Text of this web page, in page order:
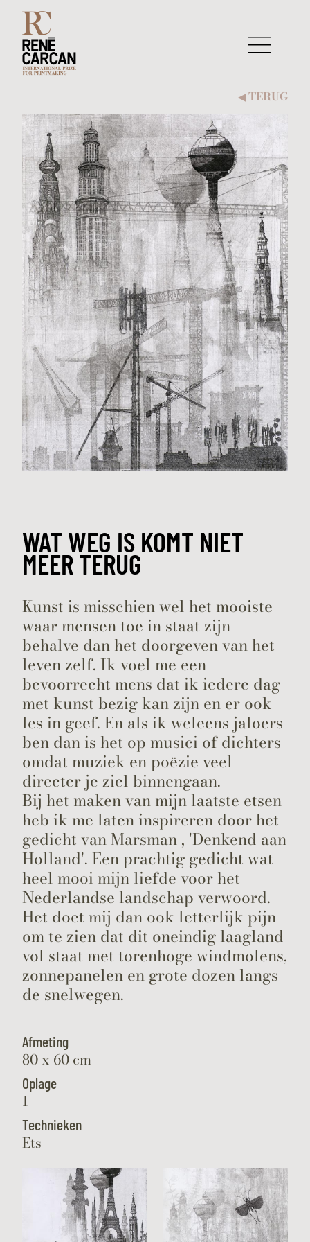
◀︎TERUG
WAT WEG IS KOMT NIET
MEER TERUG
Kunst is misschien wel het mooiste
waar mensen toe in staat zijn
behalve dan het doorgeven van het
leven zelf. Ik voel me een
bevoorrecht mens dat ik iedere dag
met kunst bezig kan zijn en er ook
les in geef. En als ik weleens jaloers
ben dan is het op musici of dichters
omdat muziek en poëzie veel
directer je ziel binnengaan.
Bij het maken van mijn laatste etsen
heb ik me laten inspireren door het
gedicht van Marsman , 'Denkend aan
Holland'. Een prachtig gedicht wat
heel mooi mijn liefde voor het
Nederlandse landschap verwoord.
Het doet mij dan ook letterlijk pijn
om te zien dat dit oneindig laagland
vol staat met torenhoge windmolens,
zonnepanelen en grote dozen langs
de snelwegen.
Afmeting
80 x 60 cm
Oplage
1
Technieken
Ets